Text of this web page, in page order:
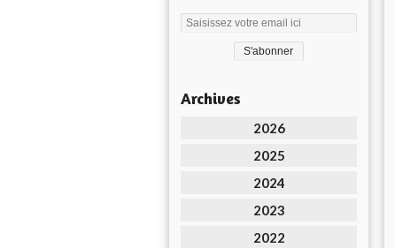
Archives
2026
2025
2024
2023
2022